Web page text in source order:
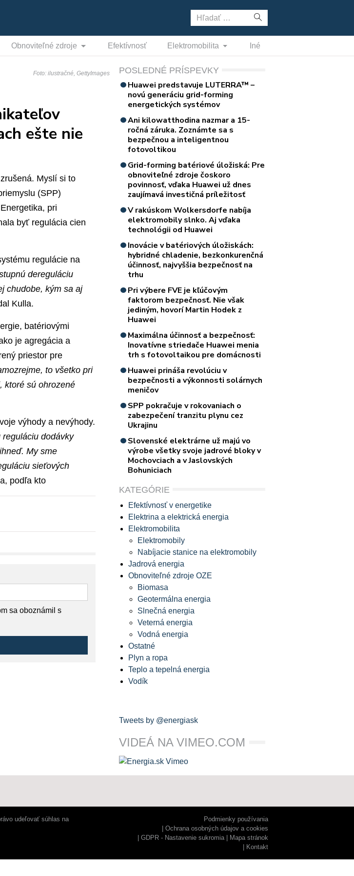
Hľadať:
Obnoviteľné zdroje Efektívnosť Elektromobilita Iné
Foto: ilustračné, GettyImages
ešte nie
Myslí si to
(SPP)
Energetika, pri
byť regulácia cien
regulácie na
dereguláciu
chudobe, kým sa aj
Kulla.
batériovými
je agregácia a
priestor pre
to všetko pri
ktoré sú ohrozené
výhody a nevýhody.
reguláciu dodávky
My sme
sieťových
podľa kto
sa oboznámil s
POSLEDNÉ PRÍSPEVKY
Huawei predstavuje LUTERRA™ –
novú generáciu grid-forming
energetických systémov
Ani kilowatthodina nazmar a 15-
ročná záruka. Zoznámte sa s
bezpečnou a inteligentnou
fotovoltikou
Grid-forming batériové úložiská: Pre
obnoviteľné zdroje čoskoro
povinnosť, vďaka Huawei už dnes
zaujímavá investičná príležitosť
V rakúskom Wolkersdorfe nabíja
elektromobily slnko. Aj vďaka
technológii od Huawei
Inovácie v batériových úložiskách:
hybridné chladenie, bezkonkurenčná
účinnosť, najvyššia bezpečnosť na
trhu
Pri výbere FVE je kľúčovým
faktorom bezpečnosť. Nie však
jediným, hovorí Martin Hodek z
Huawei
Maximálna účinnosť a bezpečnosť:
Inovatívne striedače Huawei menia
trh s fotovoltaikou pre domácnosti
Huawei prináša revolúciu v
bezpečnosti a výkonnosti solárnych
meničov
SPP pokračuje v rokovaniach o
zabezpečení tranzitu plynu cez
Ukrajinu
Slovenské elektrárne už majú vo
výrobe všetky svoje jadrové bloky v
Mochovciach a v Jaslovských
Bohuniciach
KATEGÓRIE
Efektívnosť v energetike
Elektrina a elektrická energia
Elektromobilita
Elektromobily
Nabíjacie stanice na elektromobily
Jadrová energia
Obnoviteľné zdroje OZE
Biomasa
Geotermálna energia
Slnečná energia
Veterná energia
Vodná energia
Ostatné
Plyn a ropa
Teplo a tepelná energia
Vodík
Tweets by @energiask
VIDEÁ NA VIMEO.COM
udeľovať súhlas na
Podmienky používania
Ochrana osobných údajov a cookies
GDPR - Nastavenie sukromia
Mapa stránok
Kontakt